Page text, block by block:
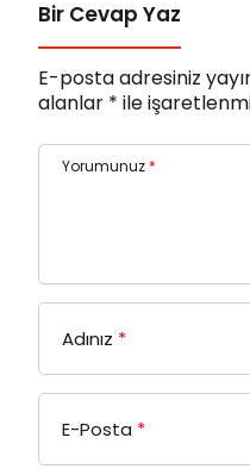
Bir Cevap Yaz
E-posta adresiniz
alanlar * ile
Yorumunuz *
Adınız *
E-Posta *